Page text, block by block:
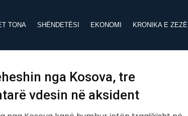
TONA SHËNDETËSI EKONOMI KRONIKA E ZEZË
nga Kosova, tre
vdesin në aksident